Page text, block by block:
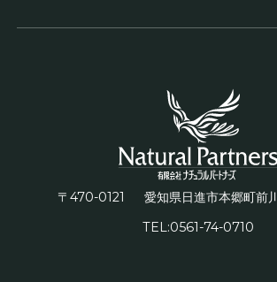
〒470-0121 愛知県日進市本郷町前川
TEL:0561-74-0710